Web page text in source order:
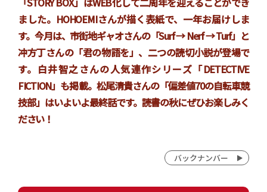
ました。HOHOEMIさんが描く表紙で、一年お届けしま
す。今月は、市街地ギャオさんの「Surf → Nerf → Turf」と
冲方丁さんの「君の物語を」、二つの読切小説が登場で
す。白井智之さんの人気連作シリーズ「DETECTIVE
FICTION」も掲載。松尾清貴さんの「偏差値70の自転車競
技部」はいよいよ最終話です。読書の秋にぜひお楽しみく
ださい！
バックナンバー